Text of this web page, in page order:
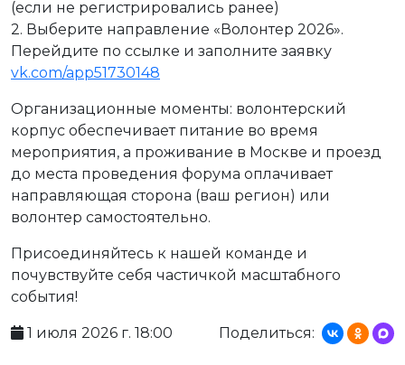
(если не регистрировались ранее)
2. Выберите направление «Волонтер 2026».
Перейдите по ссылке и заполните заявку
vk.com/app51730148
Организационные моменты: волонтерский
корпус обеспечивает питание во время
мероприятия, а проживание в Москве и проезд
до места проведения форума оплачивает
направляющая сторона (ваш регион) или
волонтер самостоятельно.
Присоединяйтесь к нашей команде и
почувствуйте себя частичкой масштабного
события!
1 июля 2026 г. 18:00 Поделиться: